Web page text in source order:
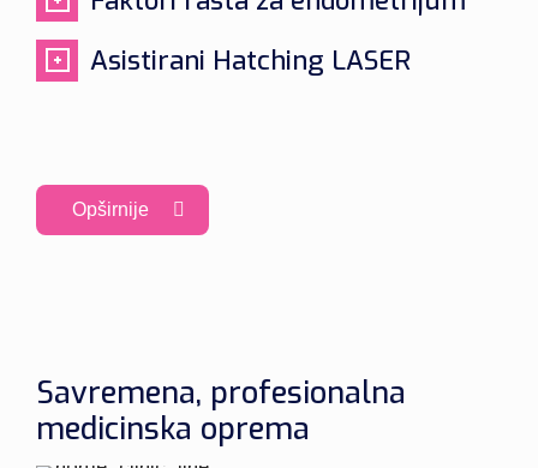
Asistirani Hatching LASER
Opširnije
Savremena, profesionalna
medicinska oprema